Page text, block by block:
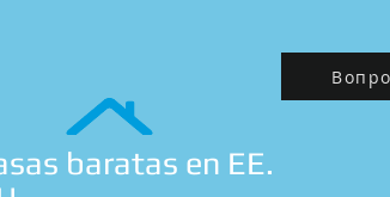
baratas en EE.